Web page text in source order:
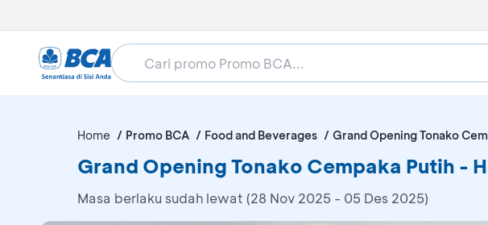
Home Promo BCA Food and Beverages Grand Opening Tonako
Grand Opening Tonako Cempaka Putih -
Masa berlaku sudah lewat (28 Nov 2025 - 05 Des 2025)